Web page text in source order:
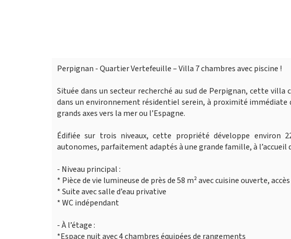
Perpignan - Quartier Vertefeuille – Villa 7 chambres avec piscine !
Située dans un secteur recherché au sud de Perpignan, cette
dans un environnement résidentiel serein, à proximité
grands axes vers la mer ou l’Espagne.
Édifiée sur trois niveaux, cette propriété développe environ
autonomes, parfaitement adaptés à une grande famille, à l’accueil
- Niveau principal :
* Pièce de vie lumineuse de près de 58 m² avec cuisine ouverte,
* Suite avec salle d’eau privative
* WC indépendant
- À l’étage :
*Espace nuit avec 4 chambres équipées de rangements